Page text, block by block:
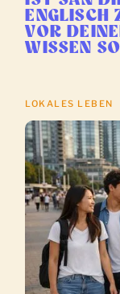
ENGLISCH
VOR
WISSEN
LOKALES LEBEN